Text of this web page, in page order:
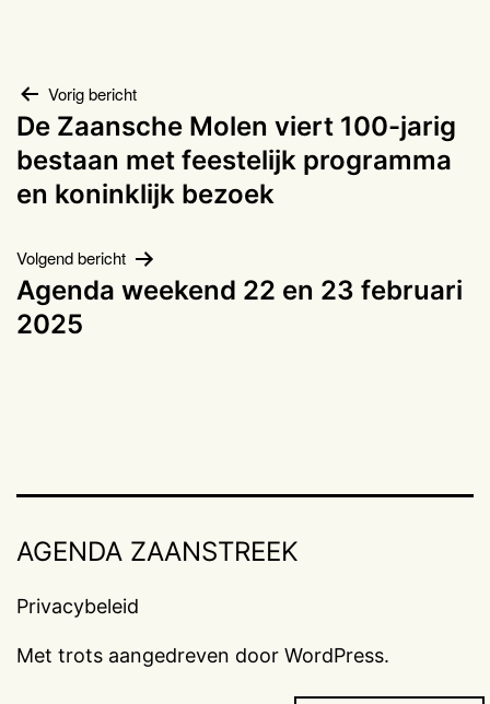
Bericht
navigatie
Vorig bericht
De Zaansche Molen viert 100-jarig
bestaan met feestelijk programma
en koninklijk bezoek
Volgend bericht
Agenda weekend 22 en 23 februari
2025
AGENDA ZAANSTREEK
Privacybeleid
Met trots aangedreven door WordPress.